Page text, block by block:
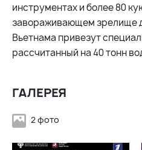
инструментах и более 80
завораживающем зрелище
Вьетнама привезут
рассчитанный на 40 тонн
ГАЛЕРЕЯ
2 фото